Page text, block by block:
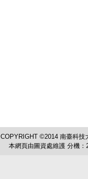
COPYRIGHT ©2014 南臺科
本網頁由圖資處維護 分機